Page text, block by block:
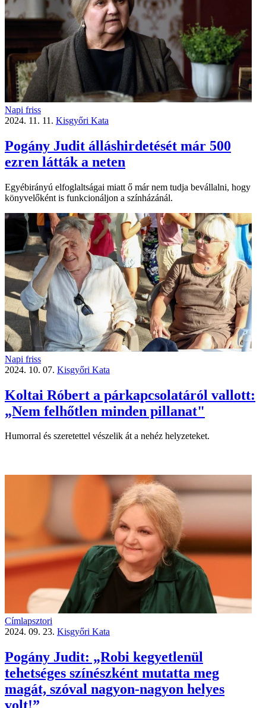
Napi friss
2024. 11. 11. Kisgyőri Kata
Pogány Judit álláshirdetését már 500
ezren látták a neten
Egyébirányú elfoglaltságai miatt ő már nem tudja bevállalni, hogy
könyvelőként is funkcionáljon a színházánál.
Napi friss
2024. 10. 07. Kisgyőri Kata
Koltai Róbert a párkapcsolatáról vallott:
„Nem felhőtlen minden pillanat"
Humorral és szeretettel vészelik át a nehéz helyzeteket.
Címlapsztori
2024. 09. 23. Kisgyőri Kata
Pogány Judit: „Robi kegyetlenül
tehetséges színészként mutatta meg
magát, szóval nagyon-nagyon helyes